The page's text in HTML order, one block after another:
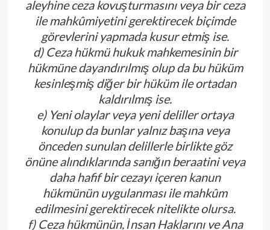
aleyhine ceza kovuşturmasını veya bir ceza
ile mahkûmiyetini gerektirecek biçimde
görevlerini yapmada kusur etmiş ise.
d) Ceza hükmü hukuk mahkemesinin bir
hükmüne dayandırılmış olup da bu hüküm
kesinleşmiş diğer bir hüküm ile ortadan
kaldırılmış ise.
e) Yeni olaylar veya yeni deliller ortaya
konulup da bunlar yalnız başına veya
önceden sunulan delillerle birlikte göz
önüne alındıklarında sanığın beraatini veya
daha hafif bir cezayı içeren kanun
hükmünün uygulanması ile mahkûm
edilmesini gerektirecek nitelikte olursa.
f) Ceza hükmünün, İnsan Haklarını ve Ana